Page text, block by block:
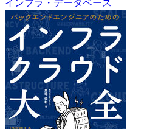
インフラ・データベース